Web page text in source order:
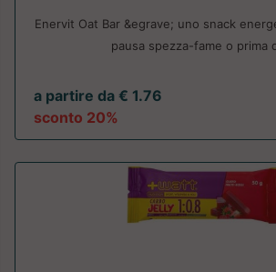
Enervit Oat Bar &egrave; uno snack
pausa spezza-fame o prima
a partire da € 1.76
sconto 20%